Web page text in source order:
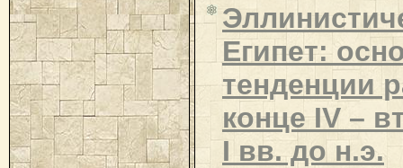
Египет:
тенденции
конце IV –
I вв. до н.э.